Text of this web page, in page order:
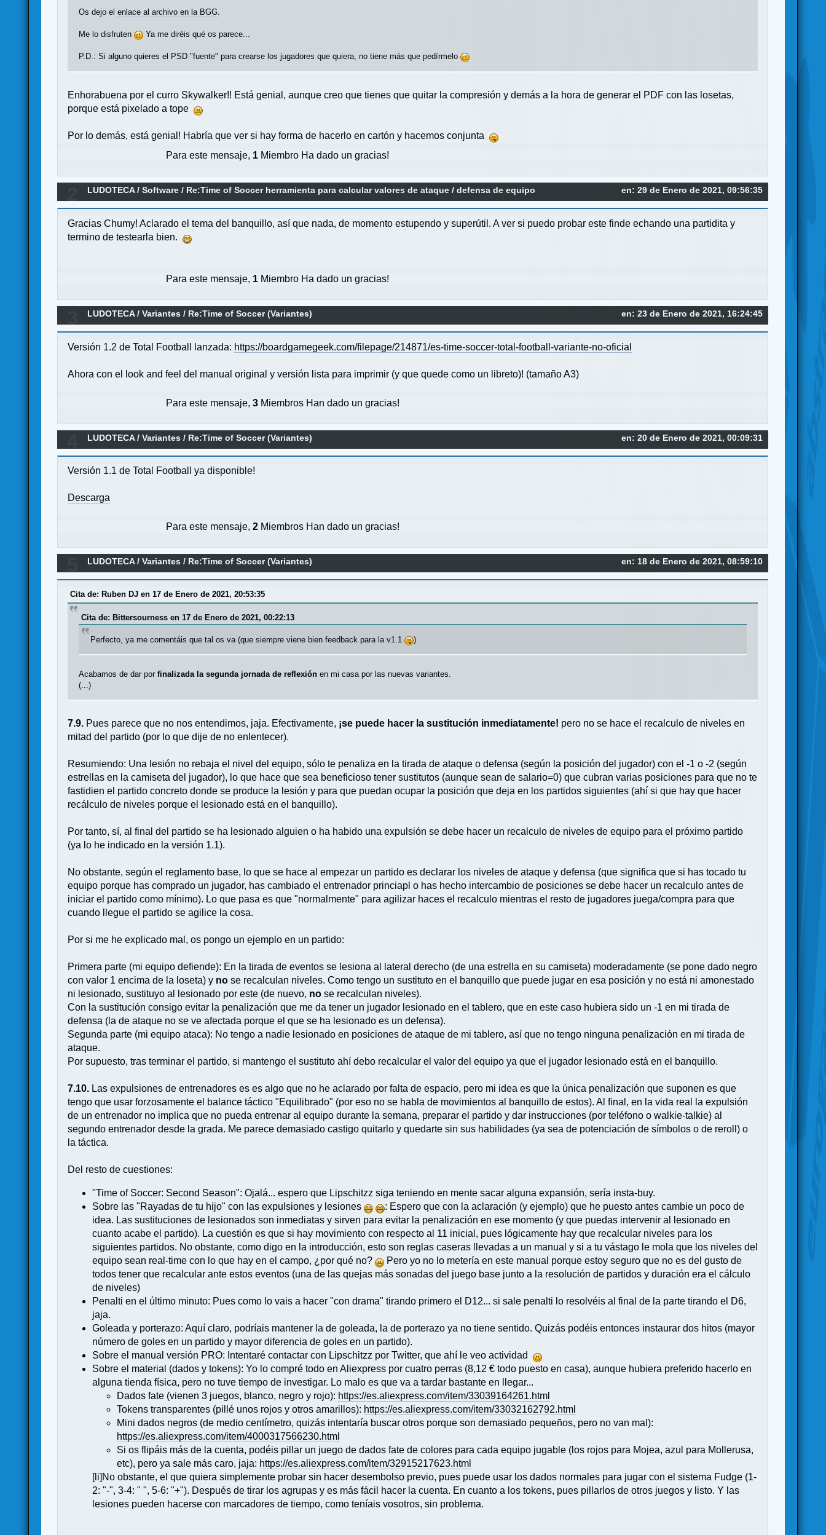
Os dejo elenlace al archivo en la BGG.
Me lo disfruten Ya me diréis qué os parece...
P.D.: Si alguno quieres el PSD "fuente" para crearse los jugadores que quiera, no tiene más que pedírmelo
Enhorabuena por el curro Skywalker!! Está genial, aunque creo que tienes que quitar la compresión y demás a la hora de generar el PDF con las losetas,
porque está pixelado a tope
Por lo demás, está genial! Habría que ver si hay forma de hacerlo en cartón y hacemos conjunta
Para este mensaje, 1 Miembro Ha dado un gracias!
en: 29 de Enero de 2021, 09:56:35
LUDOTECA/Software / Re:Time of Soccer herramienta para calcular valores de ataque / defensa de equipo
Gracias Chumy! Aclarado el tema del banquillo, así que nada, de momento estupendo y superútil. A ver si puedo probar este finde echando una partidita y
termino de testearla bien.
Para este mensaje, 1 Miembro Ha dado un gracias!
en: 23 de Enero de 2021, 16:24:45
LUDOTECA/Variantes / Re:Time of Soccer (Variantes)
Versión 1.2 de Total Football lanzada: https://boardgamegeek.com/filepage/214871/es-time-soccer-total-football-variante-no-oficial
Ahora con el look and feel del manual original y versión lista para imprimir (y que quede como un libreto)! (tamaño A3)
Para este mensaje,3 Miembros Han dado un gracias!
en: 20 de Enero de 2021, 00:09:31
LUDOTECA/Variantes / Re:Time of Soccer (Variantes)
Versión 1.1 de Total Football ya disponible!
Descarga
Para este mensaje,2 Miembros Han dado un gracias!
en: 18 de Enero de 2021, 08:59:10
LUDOTECA/Variantes / Re:Time of Soccer (Variantes)
Cita de: Ruben DJ en 17 de Enero de 2021, 20:53:35
Cita de: Bittersourness en 17 de Enero de 2021, 00:22:13
Perfecto, ya me comentáis que tal os va (que siempre viene bien feedback para la v1.1 )
Acabamos de dar porfinalizada la segunda jornada de reflexión en mi casa por las nuevas variantes.
(...)
7.9. Pues parece que no nos entendimos, jaja. Efectivamente, ¡se puede hacer la sustitución inmediatamente! pero no se hace el recalculo de niveles en
mitad del partido (por lo que dije de no enlentecer).
Resumiendo: Una lesión no rebaja el nivel del equipo, sólo te penaliza en la tirada de ataque o defensa (según la posición del jugador) con el -1 o -2 (según
estrellas en la camiseta del jugador), lo que hace que sea beneficioso tener sustitutos (aunque sean de salario=0) que cubran varias posiciones para que no te
fastidien el partido concreto donde se produce la lesión y para que puedan ocupar la posición que deja en los partidos siguientes (ahí si que hay que hacer
recálculo de niveles porque el lesionado está en el banquillo).
Por tanto, sí, al final del partido se ha lesionado alguien o ha habido una expulsión se debe hacer un recalculo de niveles de equipo para el próximo partido
(ya lo he indicado en la versión 1.1).
No obstante, según el reglamento base, lo que se hace al empezar un partido es declarar los niveles de ataque y defensa (que significa que si has tocado tu
equipo porque has comprado un jugador, has cambiado el entrenador princiapl o has hecho intercambio de posiciones se debe hacer un recalculo antes de
iniciar el partido como mínimo). Lo que pasa es que "normalmente" para agilizar haces el recalculo mientras el resto de jugadores juega/compra para que
cuando llegue el partido se agilice la cosa.
Por si me he explicado mal, os pongo un ejemplo en un partido:
Primera parte (mi equipo defiende): En la tirada de eventos se lesiona al lateral derecho (de una estrella en su camiseta) moderadamente (se pone dado negro
con valor 1 encima de la loseta) y no se recalculan niveles. Como tengo un sustituto en el banquillo que puede jugar en esa posición y no está ni amonestado
ni lesionado, sustituyo al lesionado por este (de nuevo, no se recalculan niveles).
Con la sustitución consigo evitar la penalización que me da tener un jugador lesionado en el tablero, que en este caso hubiera sido un -1 en mi tirada de
defensa (la de ataque no se ve afectada porque el que se ha lesionado es un defensa).
Segunda parte (mi equipo ataca): No tengo a nadie lesionado en posiciones de ataque de mi tablero, así que no tengo ninguna penalización en mi tirada de
ataque.
Por supuesto, tras terminar el partido, si mantengo el sustituto ahí debo recalcular el valor del equipo ya que el jugador lesionado está en el banquillo.
7.10. Las expulsiones de entrenadores es es algo que no he aclarado por falta de espacio, pero mi idea es que la única penalización que suponen es que
tengo que usar forzosamente el balance táctico "Equilibrado" (por eso no se habla de movimientos al banquillo de estos). Al final, en la vida real la expulsión
de un entrenador no implica que no pueda entrenar al equipo durante la semana, preparar el partido y dar instrucciones (por teléfono o walkie-talkie) al
segundo entrenador desde la grada. Me parece demasiado castigo quitarlo y quedarte sin sus habilidades (ya sea de potenciación de símbolos o de reroll) o
la táctica.
Del resto de cuestiones:
"Time of Soccer: Second Season": Ojalá... espero que Lipschitzz siga teniendo en mente sacar alguna expansión, sería insta-buy.
Sobre las "Rayadas de tu hijo" con las expulsiones y lesiones
: Espero que con la aclaración (y ejemplo) que he puesto antes cambie un poco de
idea. Las sustituciones de lesionados son inmediatas y sirven para evitar la penalización en ese momento (y que puedas intervenir al lesionado en
cuanto acabe el partido). La cuestión es que si hay movimiento con respecto al 11 inicial, pues lógicamente hay que recalcular niveles para los
siguientes partidos. No obstante, como digo en la introducción, esto son reglas caseras llevadas a un manual y si a tu vástago le mola que los niveles del
equipo sean real-time con lo que hay en el campo, ¿por qué no?
Pero yo no lo metería en este manual porque estoy seguro que no es del gusto de
todos tener que recalcular ante estos eventos (una de las quejas más sonadas del juego base junto a la resolución de partidos y duración era el cálculo
de niveles)
Penalti en el último minuto: Pues como lo vais a hacer "con drama" tirando primero el D12... si sale penalti lo resolvéis al final de la parte tirando el D6,
jaja.
Goleada y porterazo: Aquí claro, podríais mantener la de goleada, la de porterazo ya no tiene sentido. Quizás podéis entonces instaurar dos hitos (mayor
número de goles en un partido y mayor diferencia de goles en un partido).
Sobre el manual versión PRO: Intentaré contactar con Lipschitzz por Twitter, que ahí le veo actividad
Sobre el material (dados y tokens): Yo lo compré todo en Aliexpress por cuatro perras (8,12 € todo puesto en casa), aunque hubiera preferido hacerlo en
alguna tienda física, pero no tuve tiempo de investigar. Lo malo es que va a tardar bastante en llegar...
Dados fate (vienen 3 juegos, blanco, negro y rojo): https://es.aliexpress.com/item/33039164261.html
Tokens transparentes (pillé unos rojos y otros amarillos): https://es.aliexpress.com/item/33032162792.html
Mini dados negros (de medio centímetro, quizás intentaría buscar otros porque son demasiado pequeños, pero no van mal):
https://es.aliexpress.com/item/4000317566230.html
Si os flipáis más de la cuenta, podéis pillar un juego de dados fate de colores para cada equipo jugable (los rojos para Mojea, azul para Mollerusa,
etc), pero ya sale más caro, jaja: https://es.aliexpress.com/item/32915217623.html
[li]No obstante, el que quiera simplemente probar sin hacer desembolso previo, pues puede usar los dados normales para jugar con el sistema Fudge (1-
2: "-", 3-4: " ", 5-6: "+"). Después de tirar los agrupas y es más fácil hacer la cuenta. En cuanto a los tokens, pues pillarlos de otros juegos y listo. Y las
lesiones pueden hacerse con marcadores de tiempo, como teníais vosotros, sin problema.